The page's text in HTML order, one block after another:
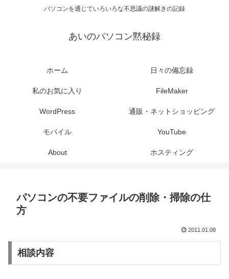
パソコンを通じていろいろな不思議の謎解きの記録
あいのパソコン黙秘録
ホーム 日々の備忘録
私のお気に入り FileMaker
WordPress 通販・ネットショッピング
モバイル YouTube
About ホスティング
パソコンの不要ファイルの削除・掃除の仕
方
2011.01.08
相談内容